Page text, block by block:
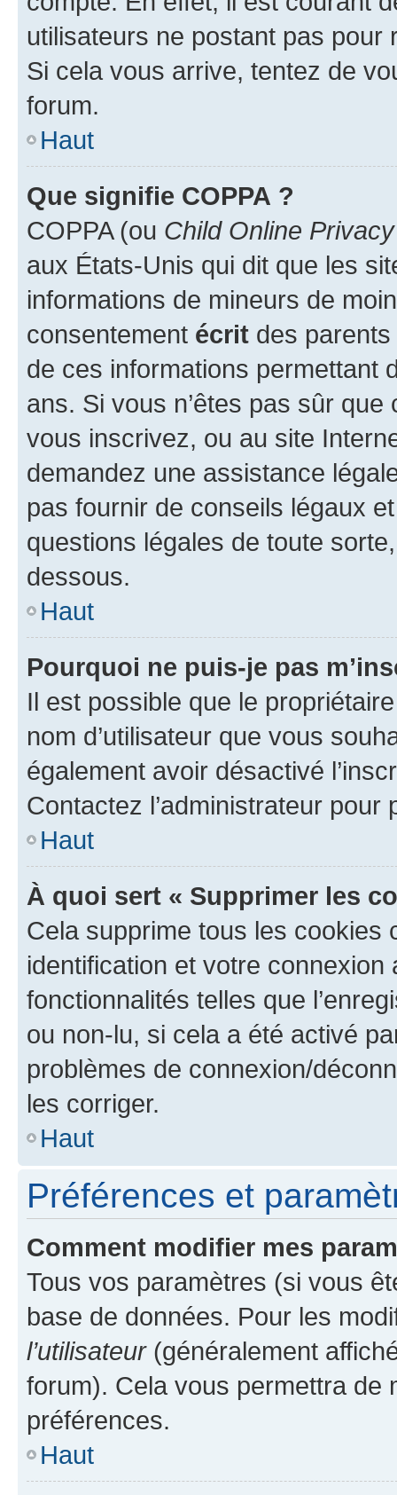
utilisateurs ne postant pas pour
Si cela vous arrive, tentez de
forum.
Haut
Que signifie COPPA ?
COPPA (ou Child Online
aux États-Unis qui dit que les
informations de mineurs de
consentement écrit des parents
de ces informations permettant
ans. Si vous n’êtes pas sûr
vous inscrivez, ou au site
demandez une assistance
pas fournir de conseils légaux
questions légales de toute
dessous.
Haut
Pourquoi ne puis-je pas
Il est possible que le
nom d’utilisateur que vous
également avoir désactivé
Contactez l’administrateur
Haut
À quoi sert « Supprimer les
Cela supprime tous les cookies
identification et votre
fonctionnalités telles que
ou non-lu, si cela a été activé
problèmes de connexion/
les corriger.
Haut
Préférences et
Comment modifier mes
Tous vos paramètres (si vous
base de données. Pour les
l’utilisateur(généralement
forum). Cela vous permettra de
préférences.
Haut